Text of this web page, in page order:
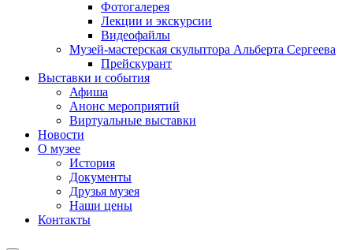
Фотогалерея
Лекции и экскурсии
Видеофайлы
Музей-мастерская скульптора Альберта Сергеева
Прейскурант
Выставки и события
Афиша
Анонс мероприятий
Виртуальные выставки
Новости
О музее
История
Документы
Друзья музея
Наши цены
Контакты